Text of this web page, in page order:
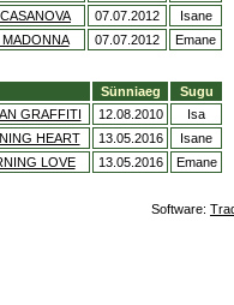
07.07.2012
Isane
MADONNA 07.07.2012
Emane
Sünniaeg
Sugu
GRAFFITI 12.08.2010
Isa
HEART 13.05.2016
Isane
LOVE 13.05.2016 Emane
Software: